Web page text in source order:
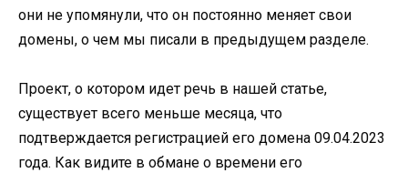
они не упомянули, что он постоянно меняет свои
домены, о чем мы писали в предыдущем разделе.
Проект, о котором идет речь в нашей статье,
существует всего меньше месяца, что
подтверждается регистрацией его домена 09.04.2023
года. Как видите в обмане о времени его